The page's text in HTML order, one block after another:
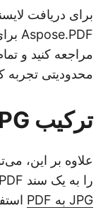
برای دریافت
Aspose.PDF برای Python، به صفحه
مراجعه کنید و
محدودیتی تجربه
ترکیب JPG به PDF آنلاین
را به یک سند PDF آنلاین با استفاده از این
JPG به PDF